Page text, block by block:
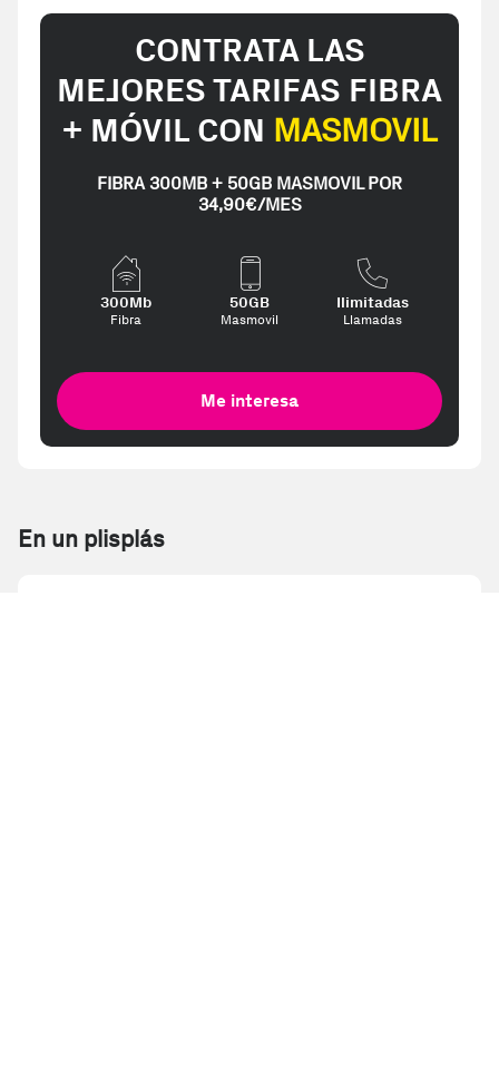
CONTRATA LAS
MEJORES TARIFAS FIBRA
+ MÓVIL CON MASMOVIL
FIBRA 300MB + 50GB MASMOVIL POR
34,90€/MES
300Mb
Fibra
50GB
Masmovil
Ilimitadas
Llamadas
Me interesa
En un plisplás